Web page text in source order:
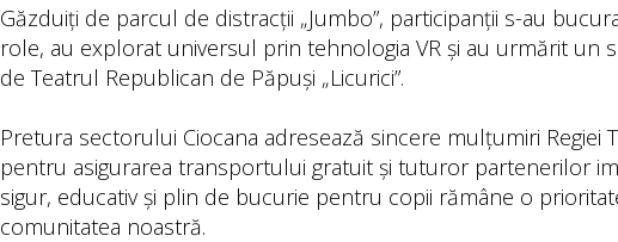
Găzduiți de parcul de distracții „Jumbo”, participanții s-au
role, au explorat universul prin tehnologia VR și au urmărit un
de Teatrul Republican de Păpuși „Licurici”.
Pretura sectorului Ciocana adresează sincere mulțumiri Regiei
pentru asigurarea transportului gratuit și tuturor partenerilor
sigur, educativ și plin de bucurie pentru copii rămâne o
comunitatea noastră.